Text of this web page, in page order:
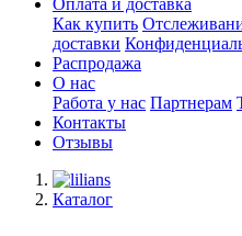
Оплата и доставка
Как купить
доставки
Распродажа
О нас
Работа у нас Партнерам
Контакты
Отзывы
Каталог